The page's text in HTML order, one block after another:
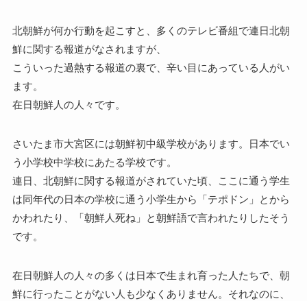
北朝鮮が何か行動を起こすと、多くのテレビ番組で連日北朝
鮮に関する報道がなされますが、
こういった過熱する報道の裏で、辛い目にあっている人がい
ます。
在日朝鮮人の人々です。
さいたま市大宮区には朝鮮初中級学校があります。日本でい
う小学校中学校にあたる学校です。
連日、北朝鮮に関する報道がされていた頃、ここに通う学生
は同年代の日本の学校に通う小学生から「テポドン」とから
かわれたり、「朝鮮人死ね」と朝鮮語で言われたりしたそう
です。
在日朝鮮人の人々の多くは日本で生まれ育った人たちで、朝
鮮に行ったことがない人も少なくありません。それなのに、